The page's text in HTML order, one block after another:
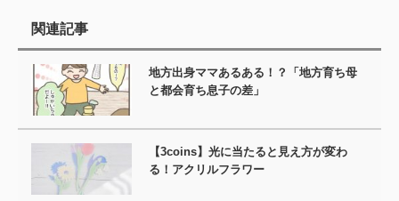
関連記事
地方出身ママあるある！？「地方育ち母
と都会育ち息子の差」
【3coins】光に当たると見え方が変わ
る！アクリルフラワー